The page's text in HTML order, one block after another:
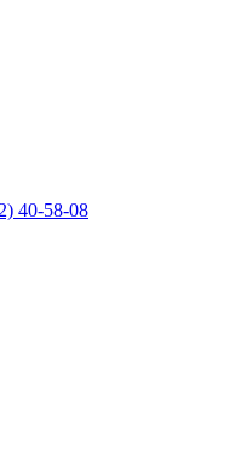
40-58-08